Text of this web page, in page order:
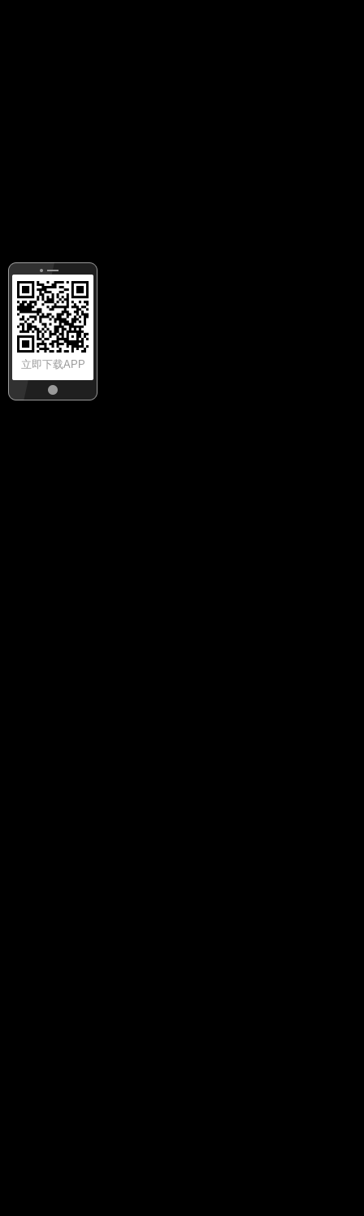
立即下载APP